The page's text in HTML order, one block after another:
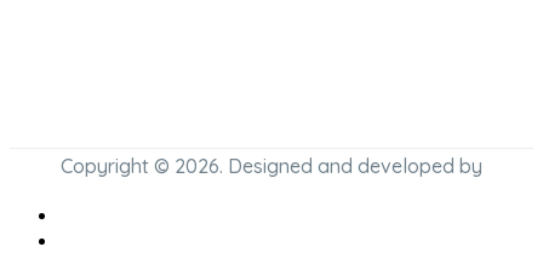
Copyright © 2026. Designed and developed by